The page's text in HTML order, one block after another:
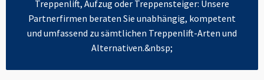
Treppenlift, Aufzug oder Treppensteiger: Unsere
Partnerfirmen beraten Sie unabhängig, kompetent
und umfassend zu sämtlichen Treppenlift-Arten und
Alternativen.&nbsp;